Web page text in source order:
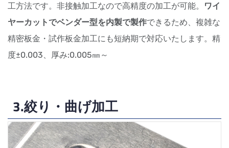
工方法です。 非接触加工なので高精度の加工が可能。
ワイ
ヤーカットでベンダー型を内製で製作できるため、複雑な
精密板金・試作板金加工にも短納期で対応いたします。精
度±0.003、厚み:0.005㎜～
3.絞り・曲げ加工